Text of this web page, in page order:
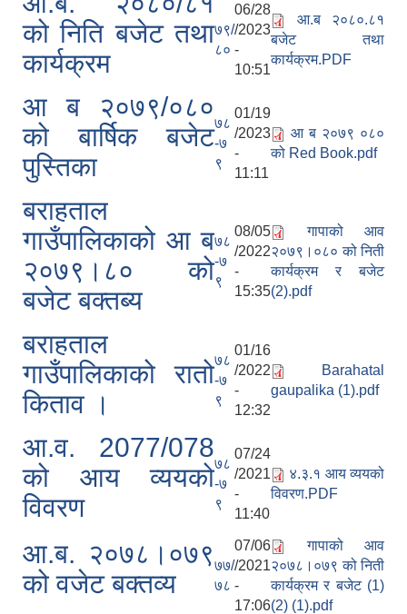
को निति बजेट तथा
कार्यक्रम
७९/
८०
06/28
/2023
-
10:51
आ.ब २०८०.८१
बजेट तथा
कार्यक्रम.PDF
आ ब २०७९/०८०
को बार्षिक बजेट
पुस्तिका
७८
-७
९
01/19
/2023
-
11:11
आ ब २०७९ ०८०
को Red Book.pdf
बराहताल
गाउँपालिकाको आ ब
२०७९।८० को
बजेट बक्तब्य
७८
-७
९
08/05
/2022
-
15:35
गापाको आव
२०७९।०८० को निती
कार्यक्रम र बजेट
(2).pdf
बराहताल
गाउँपालिकाको रातो
किताव ।
७८
-७
९
01/16
/2022
-
12:32
Barahatal
gaupalika (1).pdf
आ.व. 2077/078
को आय व्ययको
विवरण
७८
-७
९
07/24
/2021
-
11:40
४.३.१ आय व्ययको
विवरण.PDF
आ.ब. २०७८।०७९
को वजेट बक्तव्य
७७/
७८
07/06
/2021
-
17:06
गापाको आव
२०७८।०७९ को निती
कार्यक्रम र बजेट (1)
(2) (1).pdf